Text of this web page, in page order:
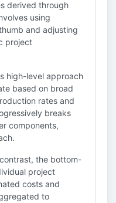
derived through
using
and adjusting
project
high-level approach
based on broad
rates and
breaks
components,
the bottom-
project
costs and
to